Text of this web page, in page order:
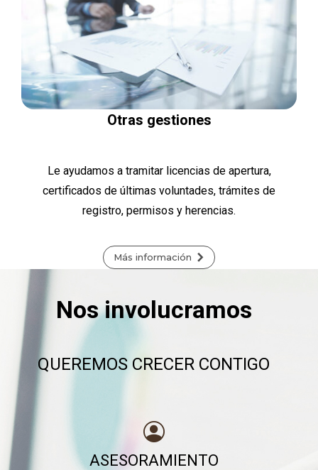
Otras gestiones
Le ayudamos a tramitar licencias de apertura,
certificados de últimas voluntades, trámites de
registro, permisos y herencias.
Más información
Nos involucramos
QUEREMOS CRECER CONTIGO
ASESORAMIENTO